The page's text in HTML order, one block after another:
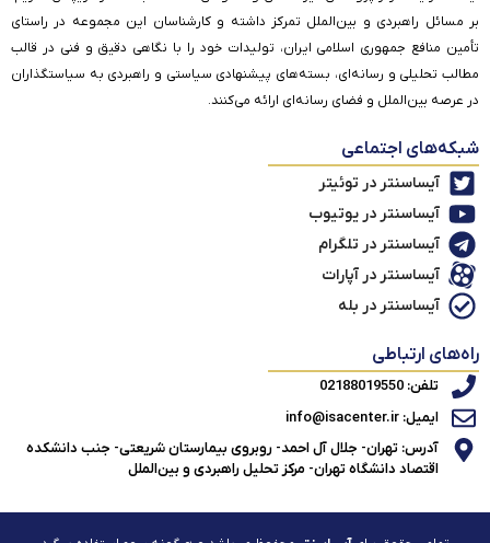
بر مسائل راهبردی و بین‌الملل تمرکز داشته و کارشناسان این مجموعه در راستای
تأمین منافع جمهوری اسلامی ایران، تولیدات خود را با نگاهی دقیق و فنی در قالب
مطالب تحلیلی و رسانه‌ای، بسته‌های پیشنهادی سیاستی و راهبردی به سیاستگذاران
در عرصه بین‌الملل و فضای رسانه‌ای ارائه می‌کنند.
شبکه‌های اجتماعی
آیساسنتر در توئیتر
آیساسنتر در یوتیوب
آیساسنتر در تلگرام
آیساسنتر در آپارات
آیساسنتر در بله
راه‌های ارتباطی
تلفن: 02188019550
ایمیل: info@isacenter.ir
آدرس: تهران- جلال آل احمد- روبروی بیمارستان شریعتی- جنب دانشکده
اقتصاد دانشگاه تهران- مرکز تحلیل راهبردی و بین‌الملل